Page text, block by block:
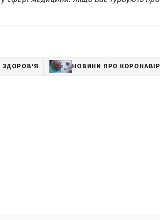
ЗДОРОВ'Я НОВИНИ ПРО